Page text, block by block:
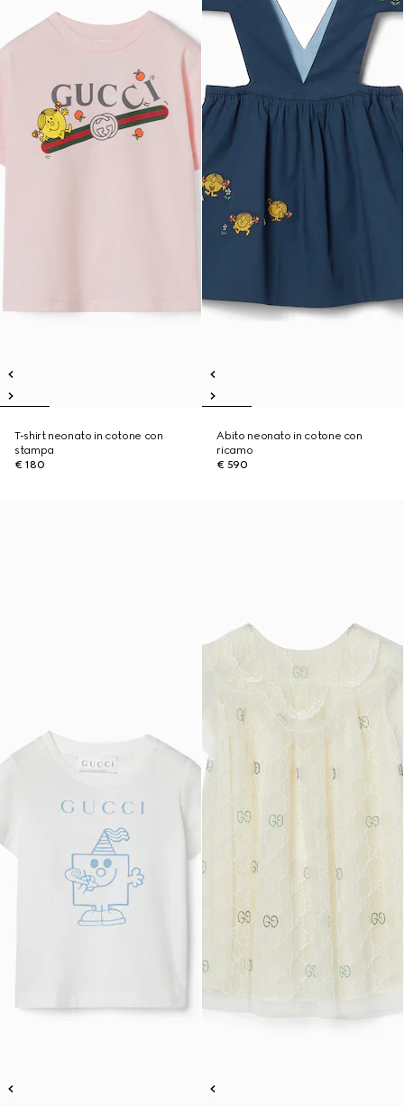
T-shirt neonato in cotone con
stampa
€ 180
Abito neonato in cotone con
ricamo
€ 590